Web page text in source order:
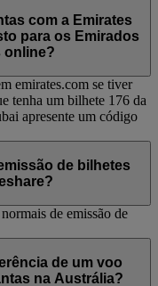
com a Emirates
para os Emirados
online?
emirates.com se tiver
tenha um bilhete 176 da
apresente um código
de bilhetes
de emissão de
de um voo
na Austrália?